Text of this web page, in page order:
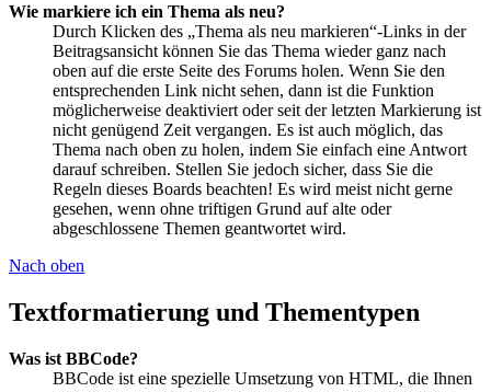
Wie markiere ich ein Thema als neu?
Durch Klicken des „Thema als neu markieren“-Links in der
Beitragsansicht können Sie das Thema wieder ganz nach
oben auf die erste Seite des Forums holen. Wenn Sie den
entsprechenden Link nicht sehen, dann ist die Funktion
möglicherweise deaktiviert oder seit der letzten Markierung ist
nicht genügend Zeit vergangen. Es ist auch möglich, das
Thema nach oben zu holen, indem Sie einfach eine Antwort
darauf schreiben. Stellen Sie jedoch sicher, dass Sie die
Regeln dieses Boards beachten! Es wird meist nicht gerne
gesehen, wenn ohne triftigen Grund auf alte oder
abgeschlossene Themen geantwortet wird.
Nach oben
Textformatierung und Thementypen
Was ist BBCode?
BBCode ist eine spezielle Umsetzung von HTML, die Ihnen